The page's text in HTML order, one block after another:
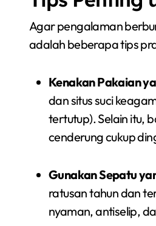
Agar pengalaman
adalah beberapa tips
Kenakan Pakaian
dan situs suci
tertutup). Selain itu,
cenderung cukup
Gunakan Sepatu
ratusan tahun dan
nyaman, antiselip,